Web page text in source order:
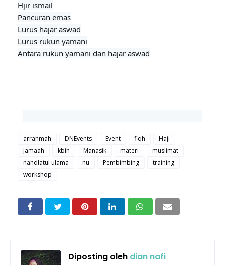
Hjir ismail
Pancuran emas
Lurus hajar aswad
Lurus rukun yamani
Antara rukun yamani dan hajar aswad
arrahmah DNEvents Event fiqh
Haji
jamaah
kbih Manasik materi
muslimat
nahdlatul ulama
nu Pembimbing
training
workshop
Diposting oleh dian nafi